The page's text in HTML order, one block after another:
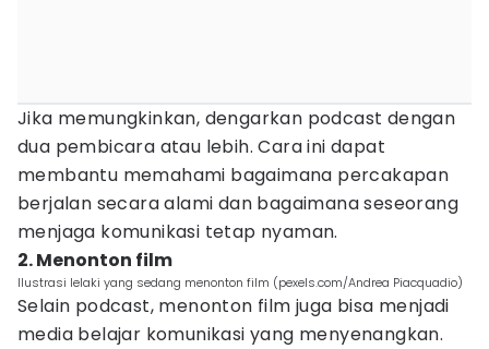
Jika memungkinkan, dengarkan podcast dengan
dua pembicara atau lebih. Cara ini dapat
membantu memahami bagaimana percakapan
berjalan secara alami dan bagaimana seseorang
menjaga komunikasi tetap nyaman.
2. Menonton film
Ilustrasi lelaki yang sedang menonton film (pexels.com/Andrea Piacquadio)
Selain podcast, menonton film juga bisa menjadi
media belajar komunikasi yang menyenangkan.